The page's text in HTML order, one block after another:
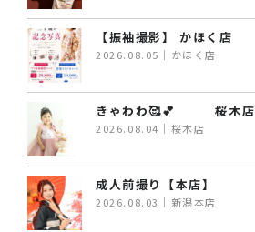
【振袖撮影】 かほく店
2026.08.05｜かほく店
きゃわわ🥰💕 桜木店
2026.08.04｜桜木店
成人前撮り【本店】
2026.08.03｜新潟本店